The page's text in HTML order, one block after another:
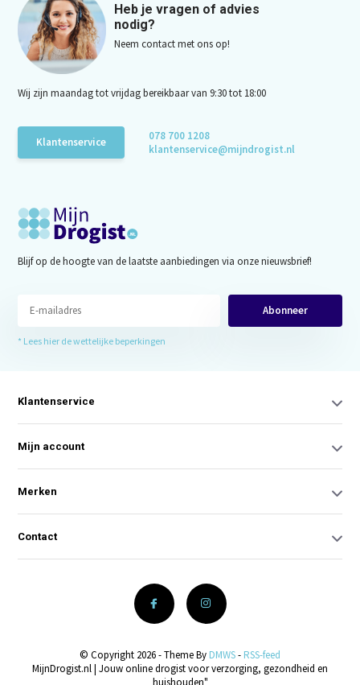
Heb je vragen of advies
nodig?
Neem contact met ons op!
Wij zijn maandag tot vrijdag bereikbaar van 9:30 tot 18:00
Klantenservice
078 700 1208
klantenservice@mijndrogist.nl
Blijf op de hoogte van de laatste aanbiedingen via onze nieuwsbrief!
Abonneer
* Lees hier de wettelijke beperkingen
Klantenservice
Mijn account
Merken
Contact
© Copyright 2026 - Theme By DMWS- RSS-feed
MijnDrogist.nl | Jouw online drogist voor verzorging, gezondheid en
huishouden"